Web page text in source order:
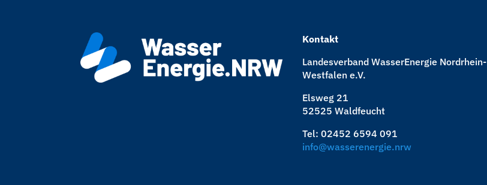
Kontakt
Landesverband WasserEnergie Nordrhein-
Westfalen e.V.
Elsweg 21
52525 Waldfeucht
Tel: 02452 6594 091
info@wasserenergie.nrw